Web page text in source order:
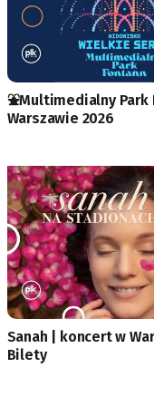
⛲️Multimedialny Park
Warszawie 2026
Sanah | koncert w
Bilety